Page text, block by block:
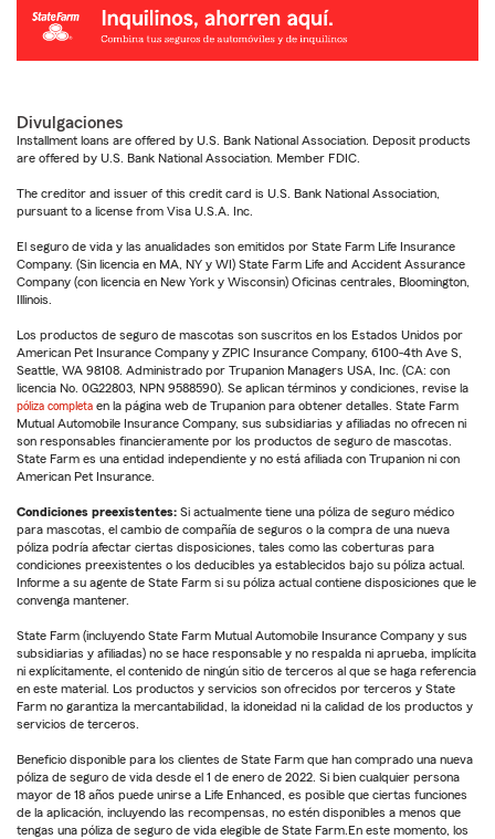
Divulgaciones
Installment loans are offered by U.S. Bank National Association. Deposit products
are offered by U.S. Bank National Association. Member FDIC.
The creditor and issuer of this credit card is U.S. Bank National Association,
pursuant to a license from Visa U.S.A. Inc.
El seguro de vida y las anualidades son emitidos por State Farm Life Insurance
Company. (Sin licencia en MA, NY y WI) State Farm Life and Accident Assurance
Company (con licencia en New York y Wisconsin) Oficinas centrales, Bloomington,
Illinois.
Los productos de seguro de mascotas son suscritos en los Estados Unidos por
American Pet Insurance Company y ZPIC Insurance Company, 6100-4th Ave S,
Seattle, WA 98108. Administrado por Trupanion Managers USA, Inc. (CA: con
licencia No. 0G22803, NPN 9588590). Se aplican términos y condiciones, revise la
póliza completa en la página web de Trupanion para obtener detalles. State Farm
Mutual Automobile Insurance Company, sus subsidiarias y afiliadas no ofrecen ni
son responsables financieramente por los productos de seguro de mascotas.
State Farm es una entidad independiente y no está afiliada con Trupanion ni con
American Pet Insurance.
Condiciones preexistentes: Si actualmente tiene una póliza de seguro médico
para mascotas, el cambio de compañía de seguros o la compra de una nueva
póliza podría afectar ciertas disposiciones, tales como las coberturas para
condiciones preexistentes o los deducibles ya establecidos bajo su póliza actual.
Informe a su agente de State Farm si su póliza actual contiene disposiciones que le
convenga mantener.
State Farm (incluyendo State Farm Mutual Automobile Insurance Company y sus
subsidiarias y afiliadas) no se hace responsable y no respalda ni aprueba, implícita
ni explícitamente, el contenido de ningún sitio de terceros al que se haga referencia
en este material. Los productos y servicios son ofrecidos por terceros y State
Farm no garantiza la mercantabilidad, la idoneidad ni la calidad de los productos y
servicios de terceros.
Beneficio disponible para los clientes de State Farm que han comprado una nueva
póliza de seguro de vida desde el 1 de enero de 2022. Si bien cualquier persona
mayor de 18 años puede unirse a Life Enhanced, es posible que ciertas funciones
de la aplicación, incluyendo las recompensas, no estén disponibles a menos que
tengas una póliza de seguro de vida elegible de State Farm.En este momento, los